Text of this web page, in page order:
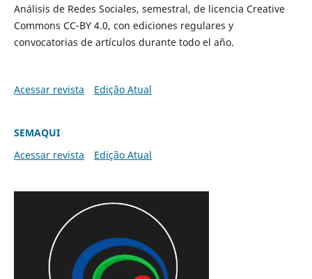
Análisis de Redes Sociales, semestral, de licencia Creative
Commons CC-BY 4.0, con ediciones regulares y
convocatorias de artículos durante todo el año.
Acessar revista Edição Atual
SEMAQUI
Acessar revista
Edição Atual